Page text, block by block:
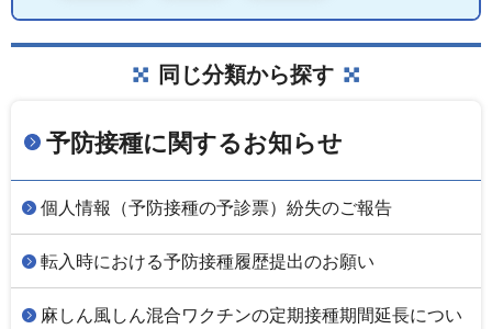
同じ分類から探す
予防接種に関するお知らせ
個人情報（予防接種の予診票）紛失のご報告
転入時における予防接種履歴提出のお願い
麻しん風しん混合ワクチンの定期接種期間延長につい